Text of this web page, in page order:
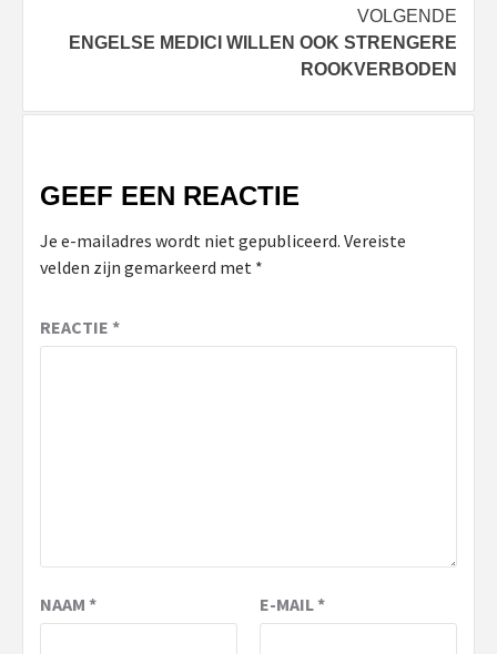
VOLGENDE
ENGELSE MEDICI WILLEN OOK STRENGERE
ROOKVERBODEN
GEEF EEN REACTIE
Je e-mailadres wordt niet gepubliceerd. Vereiste
velden zijn gemarkeerd met *
REACTIE *
NAAM * E-MAIL*